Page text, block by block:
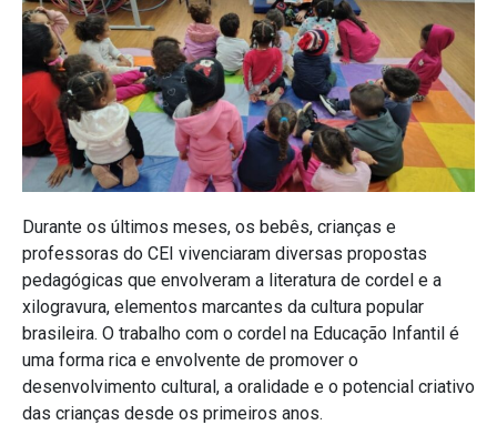
Durante os últimos meses, os bebês, crianças e
professoras do CEI vivenciaram diversas propostas
pedagógicas que envolveram a literatura de cordel e a
xilogravura, elementos marcantes da cultura popular
brasileira. O trabalho com o cordel na Educação Infantil é
uma forma rica e envolvente de promover o
desenvolvimento cultural, a oralidade e o potencial criativo
das crianças desde os primeiros anos.